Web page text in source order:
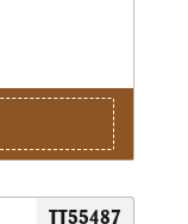
TT55487